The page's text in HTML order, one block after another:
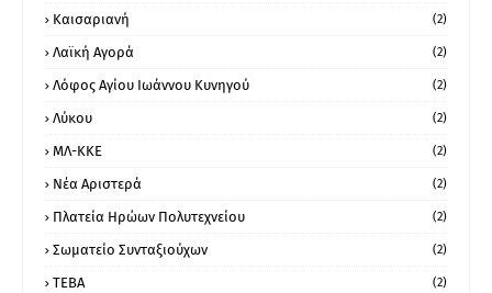
Καισαριανή (2)
Λαϊκή Αγορά (2)
Λόφος Αγίου Ιωάννου Κυνηγού (2)
Λύκου (2)
ΜΛ-ΚΚΕ (2)
Νέα Αριστερά (2)
Πλατεία Ηρώων Πολυτεχνείου (2)
Σωματείο Συνταξιούχων (2)
ΤΕΒΑ (2)